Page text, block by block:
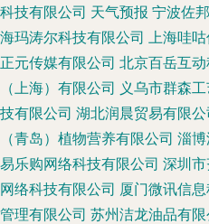
科技有限公司 天气预报 宁波佐
海玛涛尔科技有限公司 上海哇
正元传媒有限公司 北京百岳互
（上海）有限公司 义乌市群森
技有限公司 湖北润晨贸易有限公
（青岛）植物营养有限公司 淄
易乐购网络科技有限公司 深圳
网络科技有限公司 厦门微讯信
管理有限公司 苏州洁龙油品有限